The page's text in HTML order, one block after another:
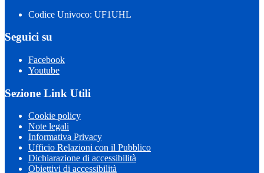
Codice Univoco: UF1UHL
Seguici su
Facebook
Youtube
Sezione Link Utili
Cookie policy
Note legali
Informativa Privacy
Ufficio Relazioni con il Pubblico
Dichiarazione di accessibilità
Obiettivi di accessibilità